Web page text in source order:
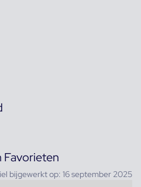
Favorieten
bijgewerkt op: 16 september 2025